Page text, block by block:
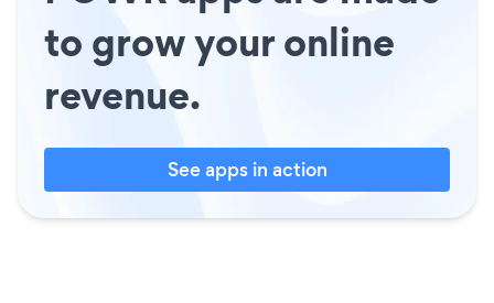
to grow your online
revenue.
See apps in action